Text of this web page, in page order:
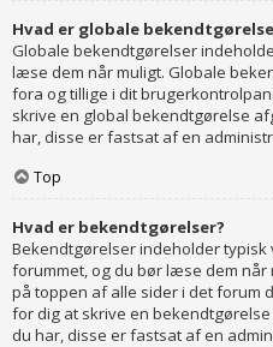
Hvad er globale
Globale bekendtgørelser
læse dem når muligt. Globale
fora og tillige i dit
skrive en global bekendtgørelse
har, disse er fastsat af en
Top
Hvad er bekendtgørelser?
Bekendtgørelser indeholder
forummet, og du bør læse dem
på toppen af alle sider i det forum
for dig at skrive en
du har, disse er fastsat af en